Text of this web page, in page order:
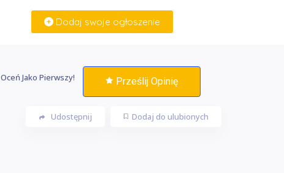
Dodaj swoje ogłoszenie
Oceń Jako Pierwszy! Prześlij Opinię
Dodaj do ulubionych
Udostępnij